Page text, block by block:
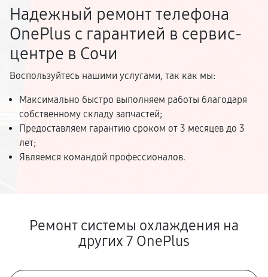
Надежный ремонт телефона
OnePlus с гарантией в сервис-
центре в Сочи
Воспользуйтесь нашими услугами, так как мы:
Максимально быстро выполняем работы благодаря
собственному складу запчастей;
Предоставляем гарантию сроком от 3 месяцев до 3
лет;
Являемся командой профессионалов.
Ремонт системы охлаждения на
других 7 OnePlus